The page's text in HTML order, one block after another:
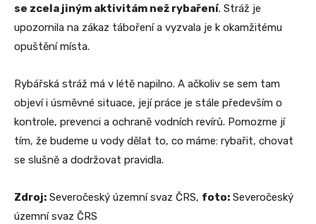
se zcela jiným aktivitám než rybaření. Stráž je
upozornila na zákaz táboření a vyzvala je k okamžitému
opuštění místa.
Rybářská stráž má v létě napilno. A ačkoliv se sem tam
objeví i úsměvné situace, její práce je stále především o
kontrole, prevenci a ochraně vodních revírů. Pomozme jí
tím, že budeme u vody dělat to, co máme: rybařit, chovat
se slušně a dodržovat pravidla.
Zdroj: Severočeský územní svaz ČRS, foto: Severočeský
územní svaz ČRS